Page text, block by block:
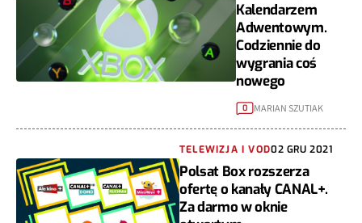
Kalendarzem
Adwentowym.
Codziennie do
wygrania coś
nowego
0 MARIAN SZUTIAK
TELEWIZJA I VOD02 GRU 2021
Polsat Box rozszerza
ofertę o kanały CANAL+.
Za darmo w oknie